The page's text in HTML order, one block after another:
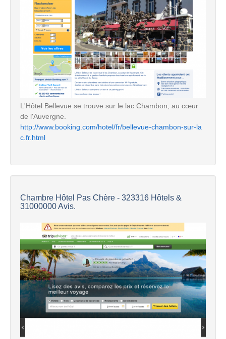
L'Hôtel Bellevue se trouve sur le lac Chambon, au cœur
de l'Auvergne.
http://www.booking.com/hotel/fr/bellevue-chambon-sur-la
c.fr.html
Chambre Hôtel Pas Chère - 323316 Hôtels &
31000000 Avis.